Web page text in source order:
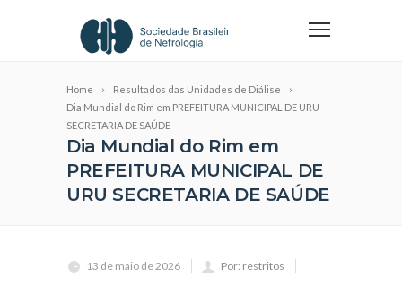
Home
Resultados das Unidades de Diálise
Dia Mundial do Rim em PREFEITURA MUNICIPAL DE URU
SECRETARIA DE SAÚDE
Dia Mundial do Rim em
PREFEITURA MUNICIPAL DE
URU SECRETARIA DE SAÚDE
13 de maio de 2026 Por: restritos